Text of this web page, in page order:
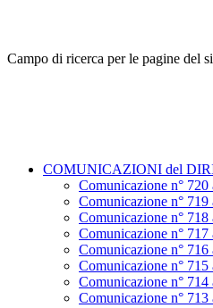
Campo di ricerca per le pagine del
COMUNICAZIONI del
Comunicazione n°
Comunicazione n°
Comunicazione n°
Comunicazione n°
Comunicazione n° 716
Comunicazione n° 715
Comunicazione n°
Comunicazione n°